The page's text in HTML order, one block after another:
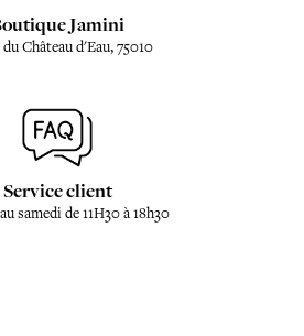
Jamini
Château d'Eau, 75010
Service client
samedi de 11H30 à 18h30